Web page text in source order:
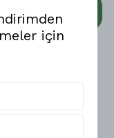
için